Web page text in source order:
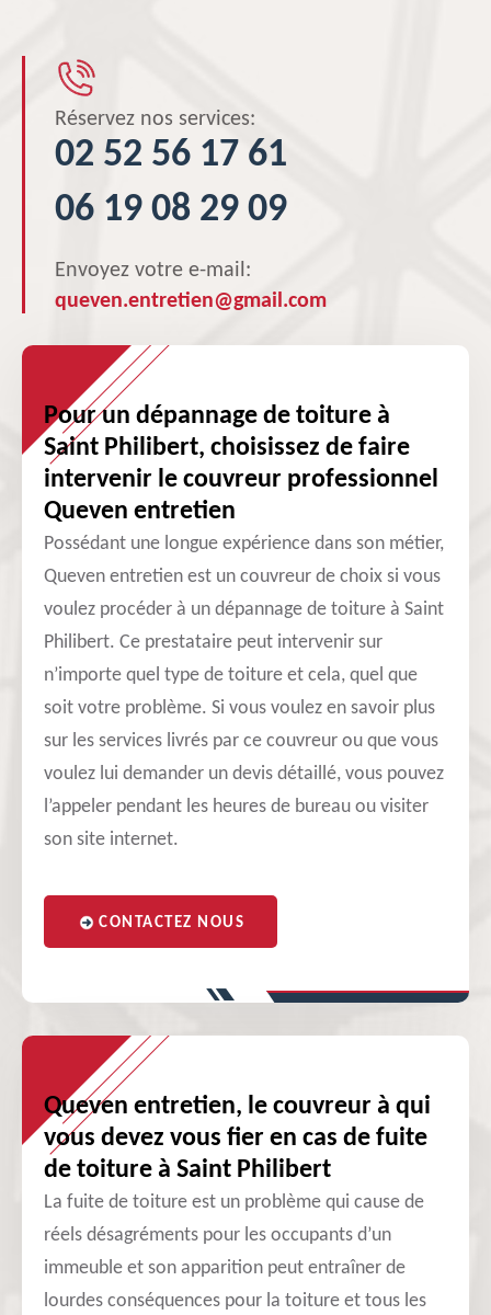
Réservez nos services:
02 52 56 17 61
06 19 08 29 09
Envoyez votre e-mail:
queven.entretien@gmail.com
Pour un dépannage de toiture à
Saint Philibert, choisissez de faire
intervenir le couvreur professionnel
Queven entretien
Possédant une longue expérience dans son métier,
Queven entretien est un couvreur de choix si vous
voulez procéder à un dépannage de toiture à Saint
Philibert. Ce prestataire peut intervenir sur
n’importe quel type de toiture et cela, quel que
soit votre problème. Si vous voulez en savoir plus
sur les services livrés par ce couvreur ou que vous
voulez lui demander un devis détaillé, vous pouvez
l’appeler pendant les heures de bureau ou visiter
son site internet.
CONTACTEZ NOUS
Queven entretien, le couvreur à qui
vous devez vous fier en cas de fuite
de toiture à Saint Philibert
La fuite de toiture est un problème qui cause de
réels désagréments pour les occupants d’un
immeuble et son apparition peut entraîner de
lourdes conséquences pour la toiture et tous les